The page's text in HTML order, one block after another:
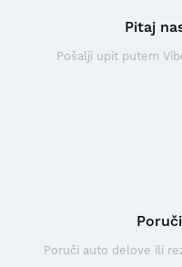
Pitaj
Pošalji upit putem
Poruči auto delove ili